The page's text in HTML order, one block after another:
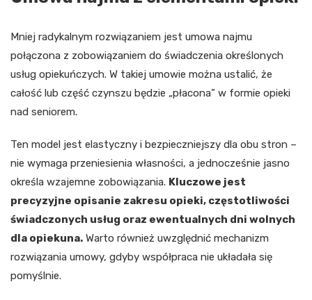
Mniej radykalnym rozwiązaniem jest umowa najmu
połączona z zobowiązaniem do świadczenia określonych
usług opiekuńczych. W takiej umowie można ustalić, że
całość lub część czynszu będzie „płacona” w formie opieki
nad seniorem.
Ten model jest elastyczny i bezpieczniejszy dla obu stron –
nie wymaga przeniesienia własności, a jednocześnie jasno
określa wzajemne zobowiązania. Kluczowe jest
precyzyjne opisanie zakresu opieki, częstotliwości
świadczonych usług oraz ewentualnych dni wolnych
dla opiekuna. Warto również uwzględnić mechanizm
rozwiązania umowy, gdyby współpraca nie układała się
pomyślnie.